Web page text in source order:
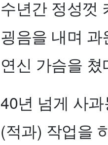
수년간 정성껏
굉음을 내며
연신 가슴을 쳤
40년 넘게 사
(적과) 작업을